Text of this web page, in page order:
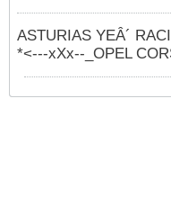
ASTURIAS YEÂ´
*<---xXx--_OPEL